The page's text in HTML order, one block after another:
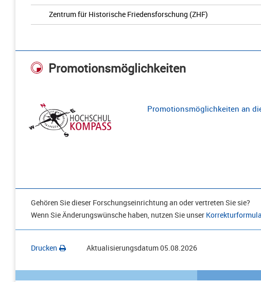
Zentrum für Historische Friedensforschung (ZHF)
Promotionsmöglichkeiten
Promotionsmöglichkeiten an
Gehören Sie dieser Forschungseinrichtung an oder vertreten Sie sie?
Wenn Sie Änderungswünsche haben, nutzen Sie unser
Drucken Aktualisierungsdatum05.08.2026